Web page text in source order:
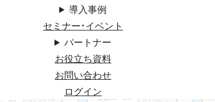
導入事例
セミナー・イベント
パートナー
お役立ち資料
お問い合わせ
ログイン